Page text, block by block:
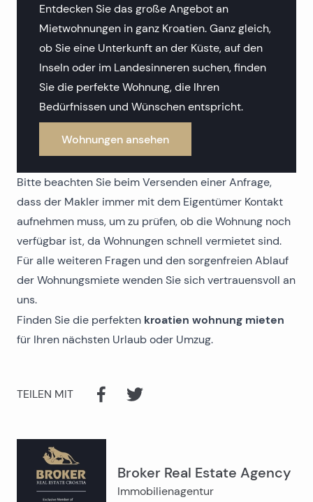
Entdecken Sie das große Angebot an
Mietwohnungen in ganz Kroatien. Ganz gleich,
ob Sie eine Unterkunft an der Küste, auf den
Inseln oder im Landesinneren suchen, finden
Sie die perfekte Wohnung, die Ihren
Bedürfnissen und Wünschen entspricht.
Wohnungen ansehen
Bitte beachten Sie beim Versenden einer Anfrage,
dass der Makler immer mit dem Eigentümer Kontakt
aufnehmen muss, um zu prüfen, ob die Wohnung noch
verfügbar ist, da Wohnungen schnell vermietet sind.
Für alle weiteren Fragen und den sorgenfreien Ablauf
der Wohnungsmiete wenden Sie sich vertrauensvoll an
uns.
Finden Sie die perfekten kroatien wohnung mieten
für Ihren nächsten Urlaub oder Umzug.
TEILEN MIT
Broker Real Estate Agency
Immobilienagentur